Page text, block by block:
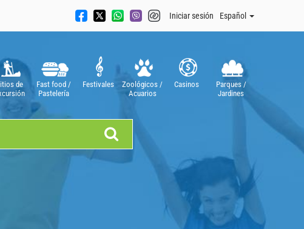
Iniciar sesión Español
de
Fast food /
Pastelería
Festivales
Zoológicos /
Acuarios
Casinos
Parques /
Jardines